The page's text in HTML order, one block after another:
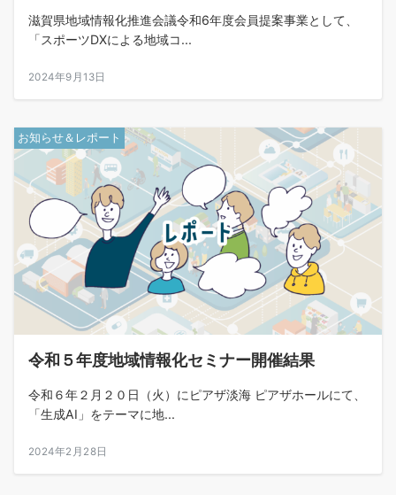
滋賀県地域情報化推進会議令和6年度会員提案事業として、
「スポーツDXによる地域コ...
2024年9月13日
お知らせ＆レポート
令和５年度地域情報化セミナー開催結果
令和６年２月２０日（火）にピアザ淡海 ピアザホールにて、
「生成AI」をテーマに地...
2024年2月28日